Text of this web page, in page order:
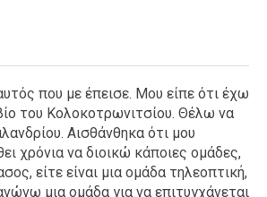
που με έπεισε. Μου είπε ότι έχω
του Κολοκοτρωνιτσίου. Θέλω να
Αισθάνθηκα ότι μου
χρόνια να διοικώ κάποιες ομάδες,
είτε είναι μια ομάδα τηλεοπτική,
μια ομάδα για να επιτυγχάνεται